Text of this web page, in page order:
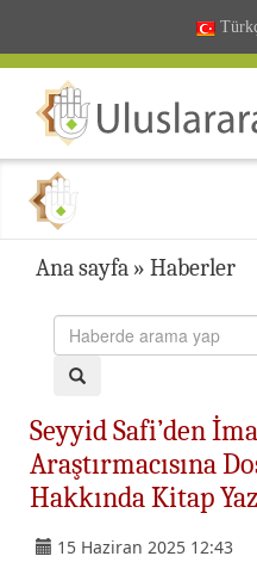
Ana sayfa » Haberler
Seyyid Safi’den
Araştırmacısına
Hakkında Kitap
15 Haziran 2025 12:43